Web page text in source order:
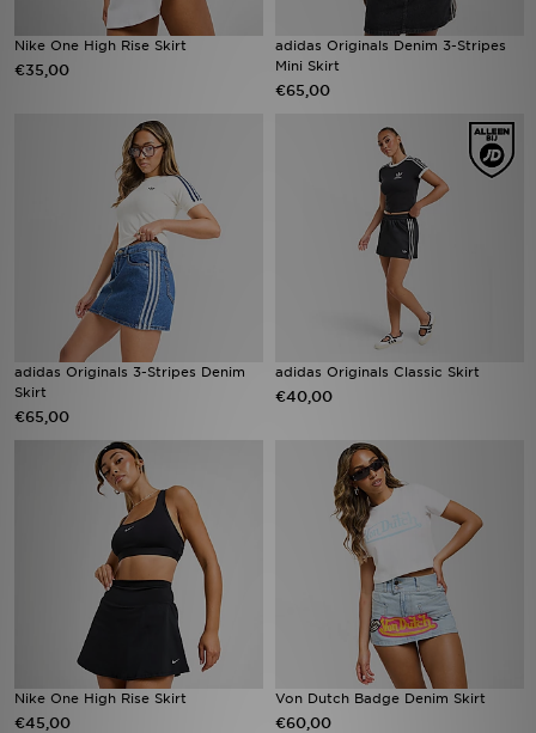
Nike One High Rise Skirt
€35,00
adidas Originals Denim 3-Stripes
Mini Skirt
€65,00
adidas Originals 3-Stripes Denim
Skirt
€65,00
adidas Originals Classic Skirt
€40,00
Nike One High Rise Skirt
€45,00
Von Dutch Badge Denim Skirt
€60,00